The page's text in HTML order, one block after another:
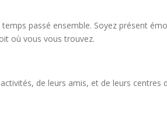
passé ensemble. Soyez présent
où vous vous trouvez.
de leurs amis, et de leurs centres